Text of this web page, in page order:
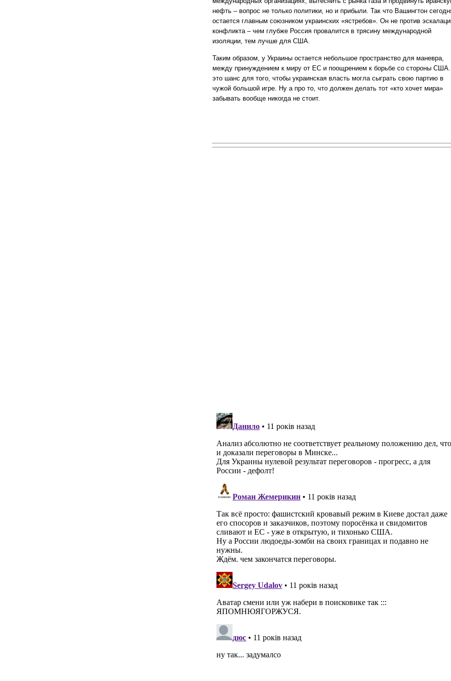
нефть – вопрос не только политики, но и прибыли. Так что Вашингтон
остается главным союзником украинских «ястребов». Он не против
конфликта – чем глубже Россия провалится в трясину международной
изоляции, тем лучше для США.
Таким образом, у Украины остается небольшое пространство для маневра,
между принуждением к миру от ЕС и поощрением к борьбе со стороны
это шанс для того, чтобы украинская власть могла сыграть свою партию в
чужой большой игре. Ну а про то, что должен делать тот «кто хочет мира»
забывать вообще никогда не стоит.